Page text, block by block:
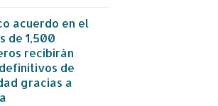
acuerdo en el
de 1,500
recibirán
de
gracias a